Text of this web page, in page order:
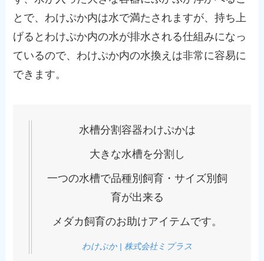
とで、わけぷか内は水で満たされますが、持ち上
げるとわけぷか内の水が排水される仕組みになっ
ているので、わけぷか内の水換えは非常に容易に
できます。
水槽分割容器わけぷかは
大きな水槽を分割し
一つの水槽で品種別飼育・サイズ別飼
育が出来る
メダカ飼育のお助けアイテムです。
わけぷか | 株式会社ミプラス